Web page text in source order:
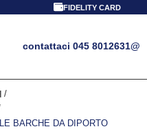
PROMO SPECIALE LIBRI
FIDELITY CARD
contattaci 045 8012631@
/
BARCHE DA DIPORTO